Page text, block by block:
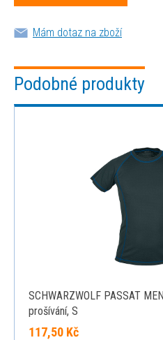
Mám dotaz na zboží
Podobné produkty
SCHWARZWOLF PASSAT
prošívání, S
117,50 Kč